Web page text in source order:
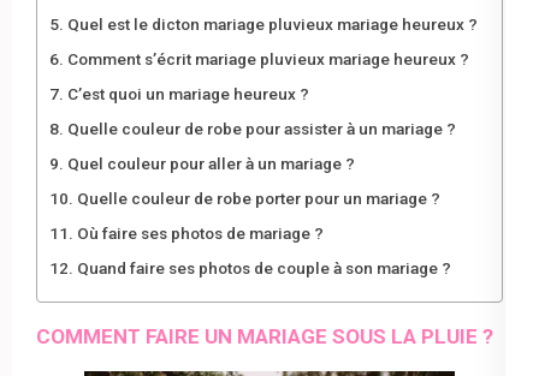
Quel est le dicton mariage pluvieux mariage heureux ?
Comment s’écrit mariage pluvieux mariage heureux ?
C’est quoi un mariage heureux ?
Quelle couleur de robe pour assister à un mariage ?
Quel couleur pour aller à un mariage ?
Quelle couleur de robe porter pour un mariage ?
Où faire ses photos de mariage ?
Quand faire ses photos de couple à son mariage ?
COMMENT FAIRE UN MARIAGE SOUS LA PLUIE ?